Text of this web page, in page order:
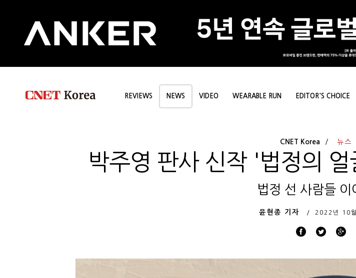
REVIEWS NEWS VIDEO WEARABLE RUN EDITOR'S CHOICE
CNET Korea 뉴스
박주영 판사 신작 '법정의
법정 선 사람들 이
윤현종 기자 2022년 10